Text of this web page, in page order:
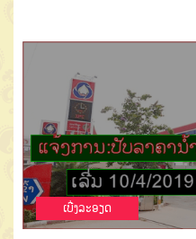
ເບີ່ງລະອຽດ